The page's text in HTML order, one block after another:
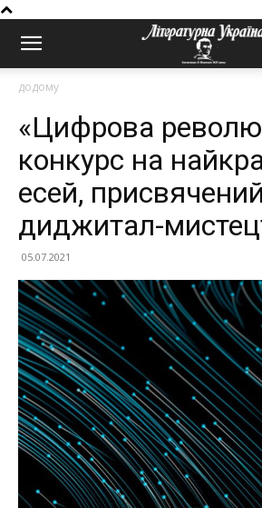
додому
«Цифрова
конкурс на
есей, присвячений
диджитал-
05.07.2021